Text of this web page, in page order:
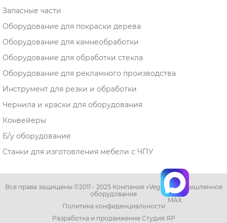
Запасные части
Оборудование для покраски дерева
Оборудование для камнеобработки
Оборудование для обработки стекла
Оборудование для рекламного производства
Инструмент для резки и обработки
Чернила и краски для оборудования
Конвейеры
Б/у оборудование
Станки для изготовления мебели с ЧПУ
Все права защищены ©2011 - 2025 Компания «Vega» - промышленное
оборудование
Политика конфиденциальности
Разработка и продвижение Студия ЯР
MAX